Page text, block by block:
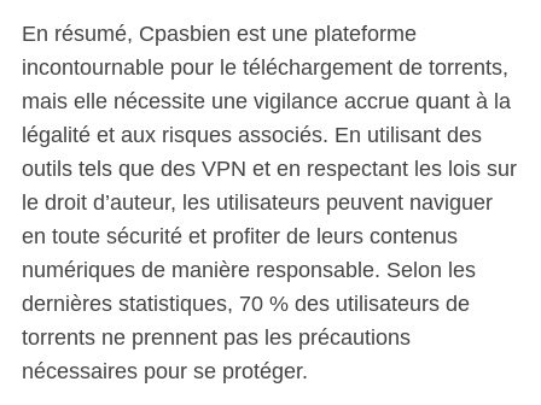
En résumé, Cpasbien est une plateforme
incontournable pour le téléchargement de torrents,
mais elle nécessite une vigilance accrue quant à la
légalité et aux risques associés. En utilisant des
outils tels que des VPN et en respectant les lois sur
le droit d’auteur, les utilisateurs peuvent naviguer
en toute sécurité et profiter de leurs contenus
numériques de manière responsable. Selon les
dernières statistiques, 70 % des utilisateurs de
torrents ne prennent pas les précautions
nécessaires pour se protéger.